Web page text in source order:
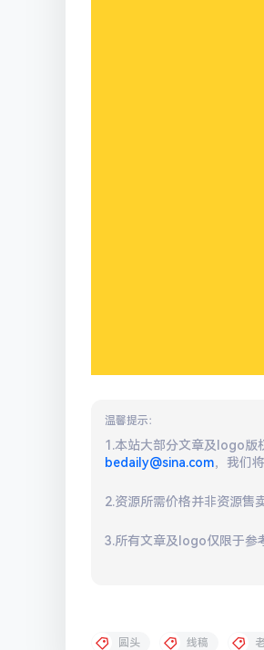
温馨提示：
1.本站大部分文章及logo版
bedaily@sina.com，我们
2.资源所需价格并非资源售
3.所有文章及logo仅限于参
圆头 线稿